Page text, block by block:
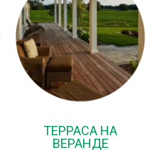
ТЕРРАСА НА
ВЕРАНДЕ